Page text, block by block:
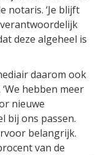
notaris. ‘Je blijft
deze algeheel is
daarom ook
hebben meer
nieuwe
bij ons passen.
belangrijk.
van de